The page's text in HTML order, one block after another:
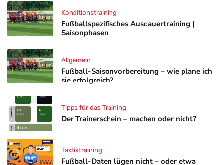
Fußballspezifisches Ausdauertraining |
Saisonphasen
Konditionstraining
Fußball-Saisonvorbereitung – wie plane ich
sie erfolgreich?
Allgemein
Der Trainerschein – machen oder nicht?
Tipps für das Training
Fußball-Daten lügen nicht – oder etwa
Taktiktraining